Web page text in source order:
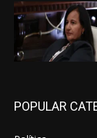
POPULAR